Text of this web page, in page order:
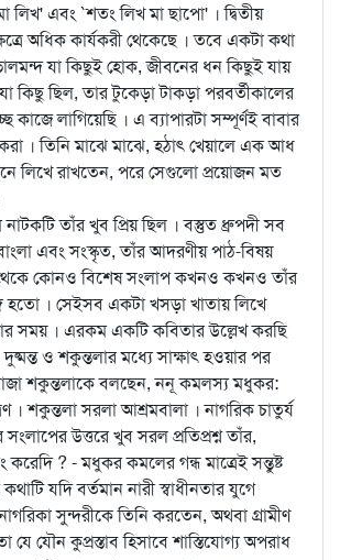
লিখ' এবং `শতং লিখ মা ছাপো' । দ্বিতীয়
অধিক কার্যকরী থেকেছে । তবে একটা কথা
যা কিছুই হোক, জীবনের ধন কিছুই যায়
কিছু ছিল, তার টুক্ড়ো টাকড়া পরবর্তীকালের
কাজে লাগিয়েছি । এ ব্যাপারটা সম্পূর্ণই বাবার
। তিনি মাঝে মাঝে, হঠাৎ খেয়ালে এক আধ
লিখে রাখতেন, পরে সেগুলো প্রয়োজন মত
তাঁর খুব প্রিয় ছিল । বস্তুত ধ্রুপদী সব
এবং সংস্কৃত, তাঁর আদরণীয় পাঠ-বিষয়
কোনও বিশেষ সংলাপ কখনও কখনও তাঁর
হতো । সেইসব একটা খসড়া খাতায় লিখে
সময় । এরকম একটি কবিতার উল্লেখ করছি
ও শকুন্তলার মধ্যে সাক্ষাৎ হওয়ার পর
রাজা শকুন্তলাকে বলছেন, ননূ কমলস্য মধুকর:
। শকুন্তলা সরলা আশ্রমবালা । নাগরিক চাতুর্য
সংলাপের উত্তরে খুব সরল প্রতিপ্রশ্ন তাঁর,
করেদি ? - মধুকর কমলের গন্ধ মাত্রেই সন্তুষ্ট
যদি বর্তমান নারী স্বাধীনতার যুগে
সুন্দরীকে তিনি করতেন, অথবা গ্রামীণ
যৌন কুপ্রস্তাব হিসাবে শাস্তিযোগ্য অপরাধ